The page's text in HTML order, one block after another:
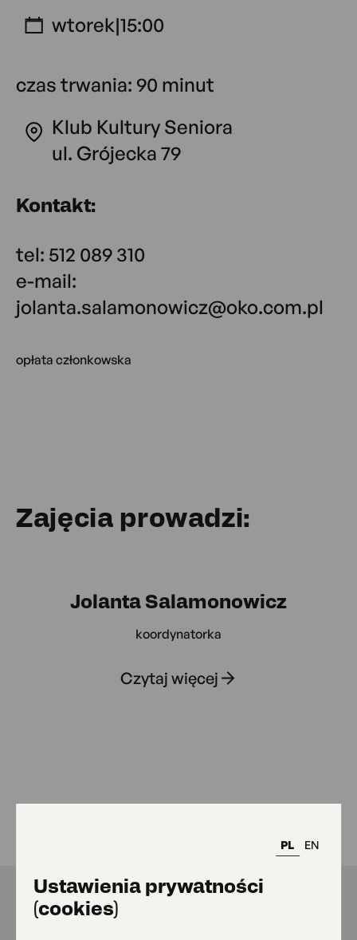
PL EN
Ustawienia prywatności
(cookies)
wtorek|15:00
czas trwania: 90 minut
Klub Kultury Seniora
ul. Grójecka 79
Kontakt:
tel: 512 089 310
e-mail:
jolanta.salamonowicz@oko.com.pl
opłata członkowska
Zajęcia prowadzi:
Jolanta Salamonowicz
koordynatorka
Czytaj więcej
Regulamin zajęć i warsztatów 2025/26